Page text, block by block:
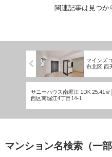
関連記事は見つか
マインズ
市北区 西
サニーハウス南堀江 1DK 25.41
西区南堀江4丁目14-1
マンション名検索（一部